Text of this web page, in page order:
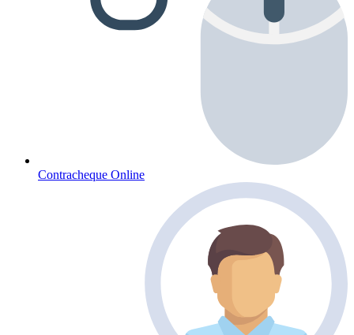
Contracheque Online